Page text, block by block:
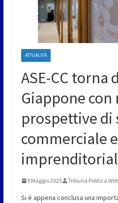
ATTUALITÀ
ASE-CC torna
Giappone con
prospettive di
commerciale e
9 Maggio 2025 Tribuna Politica Web
Si è appena conclusa una